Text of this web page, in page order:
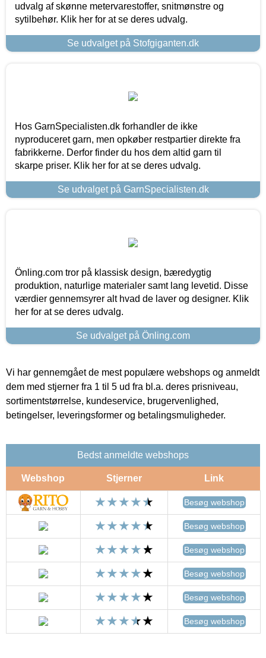
udvalg af skønne metervarestoffer, snitmønstre og
sytilbehør. Klik her for at se deres udvalg.
Se udvalget på Stofgiganten.dk
Hos GarnSpecialisten.dk forhandler de ikke
nyproduceret garn, men opkøber restpartier direkte fra
fabrikkerne. Derfor finder du hos dem altid garn til
skarpe priser. Klik her for at se deres udvalg.
Se udvalget på GarnSpecialisten.dk
Önling.com tror på klassisk design, bæredygtig
produktion, naturlige materialer samt lang levetid. Disse
værdier gennemsyrer alt hvad de laver og designer. Klik
her for at se deres udvalg.
Se udvalget på Önling.com
Vi har gennemgået de mest populære webshops og anmeldt
dem med stjerner fra 1 til 5 ud fra bl.a. deres prisniveau,
sortimentstørrelse, kundeservice, brugervenlighed,
betingelser, leveringsformer og betalingsmuligheder.
Bedst anmeldte webshops
Webshop Stjerner Link
Besøg webshop
Besøg webshop
Besøg webshop
Besøg webshop
Besøg webshop
Besøg webshop